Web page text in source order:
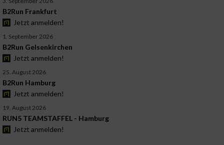
B2Run Frankfurt
Jetzt anmelden!
1. September 2026
B2Run Gelsenkirchen
Jetzt anmelden!
25. August 2026
B2Run Hamburg
Jetzt anmelden!
19. August 2026
RUN5 TEAMSTAFFEL - Hamburg
Jetzt anmelden!